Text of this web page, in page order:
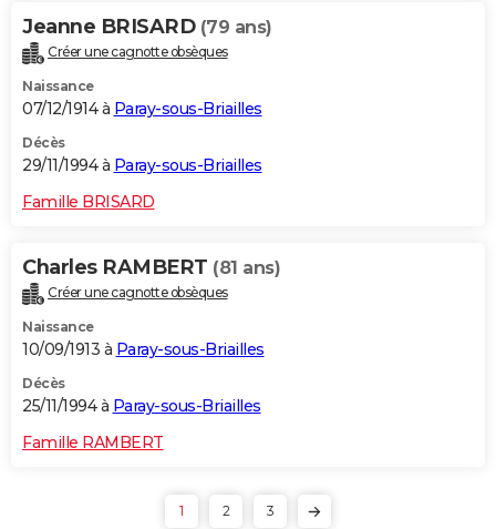
Jeanne BRISARD (79 ans)
Créer une cagnotte obsèques
Naissance
07/12/1914 à Paray-sous-Briailles
Décès
29/11/1994 à Paray-sous-Briailles
Famille BRISARD
Charles RAMBERT (81 ans)
Créer une cagnotte obsèques
Naissance
10/09/1913 à Paray-sous-Briailles
Décès
25/11/1994 à Paray-sous-Briailles
Famille RAMBERT
1 2 3